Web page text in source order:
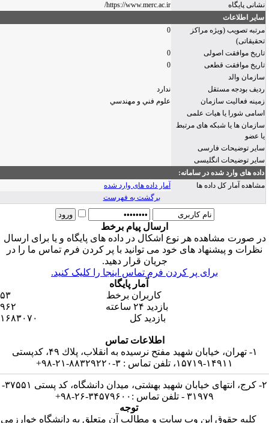
پایگاه
https://www.merc.ac.ir/
اطلاعات
تصویب (ویژه مراكز
موافقت اصولی
موافقت قطعی
والد
بودجه مستقل
ندارد
فعالیت سازمان
علوم فني و مهندسي
شورا یا هیات علمی
ها یا شبکه های مرتبط
عضو
توضیحات فارسی
توضیحات انگلیسی
های وارد شده در سامانه:
آمار کل داده ها
آمار داده های وارد شده
برگشت به فهرست
ارسال پیام برخط
صورت مشاهده هر نوع اشکال در داده های پایگاه و یا برای ارسال
نظرات و پیشنهاد های خود می توانید با پر کردن فرم تماس ما را در
جریان قرار دهید.
برای پر کردن فرم تماس اینجا را کلیک کنید.
آمار پایگاه
کاربران برخط
۵۳
بازدید ۲۴ ساعته
۹۶۲
بازدید کل
۱۶۸۳۰۷۰
اطلاعات تماس
۱- تهران، خیابان شهید مفتح نرسیده به انقلاب، پلاك ۴۹، كدپستی
۱۴۹۱۱-۱۵۷۱۹، تلفن تماس : ۳-۸۸۳۲۹۲۲۰-۲۱-۹۸+
۲- كرج، انتهای خیابان شهید بهشتی، میدان دانشگاه، كد پستی ۳۷۵۵۱-
۳۱۹۷۹ - تلفن تماس :۳۴۵۷۹۶۰۰-۲۶-۹۸+
توجه
کلیه حقوق این وب سایت و مطالب آن متعلق به دانشگاه خوارزمی